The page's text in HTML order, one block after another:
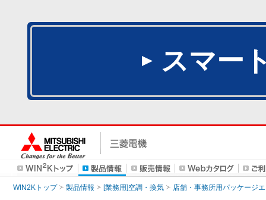
スマー
WIN2Kトップ 製品情報 [業務用]空調・換気 店舗・事務所用パッケージ